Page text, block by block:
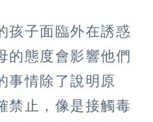
孩子面臨外在誘惑
的態度會影響他們
事情除了說明原
禁止，像是接觸毒